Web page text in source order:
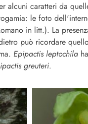
alcuni caratteri da
le foto
in litt.). La
può ricordare
Epipactis leptochila
greuteri.